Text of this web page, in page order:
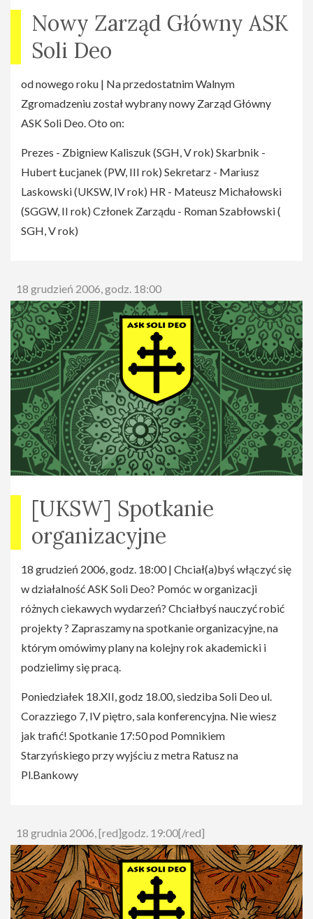
Nowy Zarząd Główny ASK
Soli Deo
od nowego roku | Na przedostatnim Walnym
Zgromadzeniu został wybrany nowy Zarząd Główny
ASK Soli Deo. Oto on:
Prezes - Zbigniew Kaliszuk (SGH, V rok) Skarbnik -
Hubert Łucjanek (PW, III rok) Sekretarz - Mariusz
Laskowski (UKSW, IV rok) HR - Mateusz Michałowski
(SGGW, II rok) Członek Zarządu - Roman Szabłowski (
SGH, V rok)
18 grudzień 2006, godz. 18:00
[UKSW] Spotkanie
organizacyjne
18 grudzień 2006, godz. 18:00 | Chciał(a)byś włączyć się
w działalność ASK Soli Deo? Pomóc w organizacji
różnych ciekawych wydarzeń? Chciałbyś nauczyć robić
projekty ? Zapraszamy na spotkanie organizacyjne, na
którym omówimy plany na kolejny rok akademicki i
podzielimy się pracą.
Poniedziałek 18.XII, godz 18.00, siedziba Soli Deo ul.
Corazziego 7, IV piętro, sala konferencyjna. Nie wiesz
jak trafić! Spotkanie 17:50 pod Pomnikiem
Starzyńskiego przy wyjściu z metra Ratusz na
Pl.Bankowy
18 grudnia 2006, [red]godz. 19:00[/red]